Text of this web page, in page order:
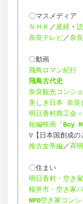
〇マスメディア
ＮＨＫ ／産経 ・
奈良テレビ／奈
〇動画
飛鳥ロマン紀行
飛鳥古代史
奈良観光コンシ
美しき日本 奈
明日香村商工会
短編映画『Boy
▽【日本国創成の
推古女帝編／斉
〇住まい
明日香村・空き
桜井市・空き家
NPO空き家コンシ